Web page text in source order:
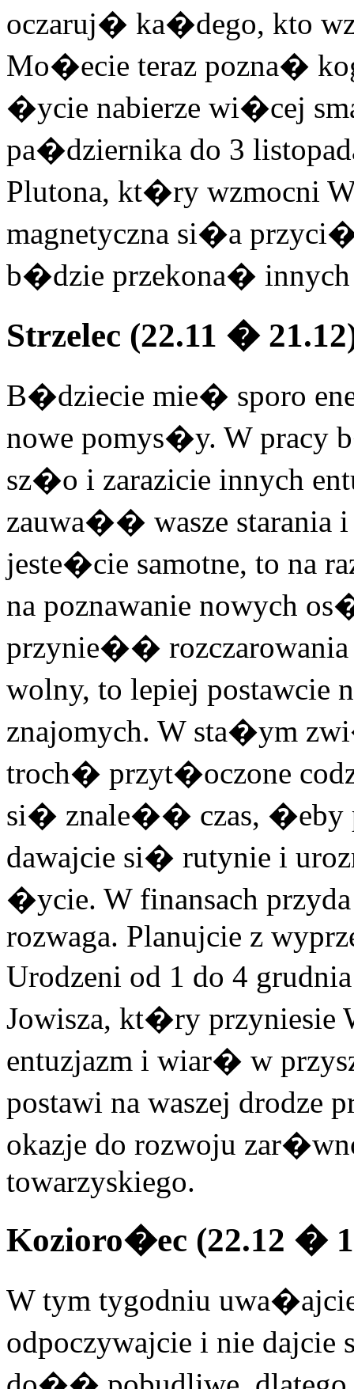
oczaruj� ka�dego, kto
Mo�ecie teraz pozna�
�ycie nabierze wi�cej
pa�dziernika do 3
Plutona, kt�ry wzmocni
magnetyczna si�a
b�dzie przekona� innych
Strzelec (22.11 �
B�dziecie mie� sporo
nowe pomys�y. W pracy
sz�o i zarazicie innych
zauwa�� wasze starania
jeste�cie samotne, to na
na poznawanie nowych
przynie��
wolny, to lepiej postawcie
znajomych. W sta�ym
troch� przyt�oczone
si� znale�� czas, �eby
dawajcie si� rutynie i
�ycie. W finansach
rozwaga. Planujcie z
Urodzeni od 1 do 4
Jowisza, kt�ry przyniesie
entuzjazm i wiar� w
postawi na waszej drodze
okazje do rozwoju
towarzyskiego.
Kozioro�ec (22.12 �
W tym tygodniu
odpoczywajcie i nie